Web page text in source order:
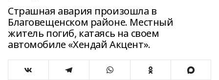
Страшная авария произошла в
Благовещенском районе. Местный
житель погиб, катаясь на своем
автомобиле «Хендай Акцент».